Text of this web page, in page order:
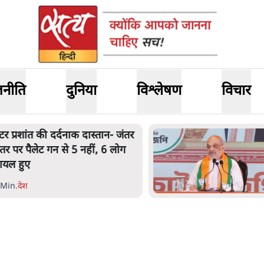
दुनिया विश्लेषण विचार
शाह के संसद में आने पर
करे सरकार': राज्यसभा
ने केंद्र से कहा
.देश